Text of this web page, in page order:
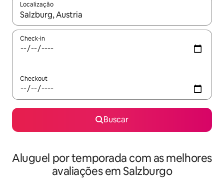
Localização
Quando os resultados estiverem disponíveis, explore-os
Check-in
Checkout
Buscar
Aluguel por temporada com as melhores
avaliações em Salzburgo